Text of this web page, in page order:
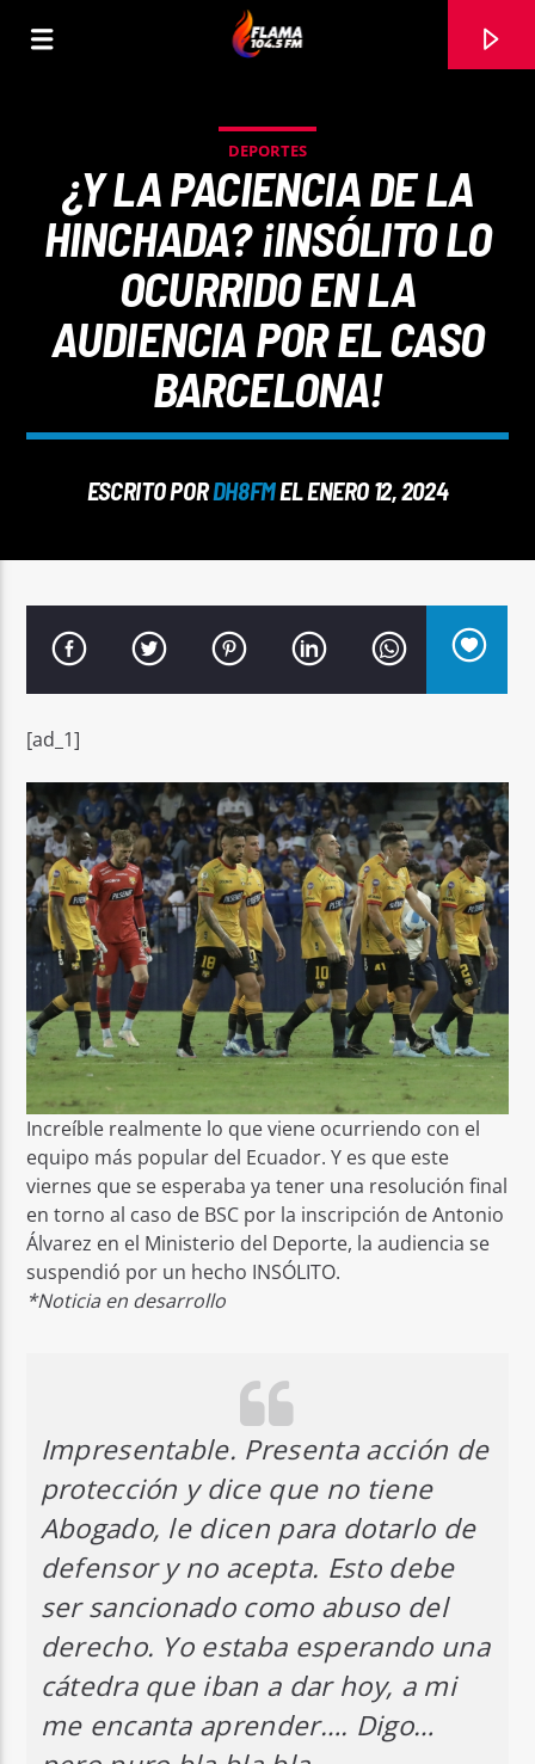
TÍTULO
Señal FM
DEPORTES
¿Y LA PACIENCIA DE LA
HINCHADA? ¡INSÓLITO LO
OCURRIDO EN LA
AUDIENCIA POR EL CASO
BARCELONA!
ESCRITO PORDH8FMEL ENERO 12, 2024
[ad_1]
Increíble realmente lo que viene ocurriendo con el
equipo más popular del Ecuador. Y es que este
viernes que se esperaba ya tener una resolución final
en torno al caso de BSC por la inscripción de Antonio
Álvarez en el Ministerio del Deporte, la audiencia se
suspendió por un hecho INSÓLITO.
*Noticia en desarrollo
Impresentable. Presenta acción de
protección y dice que no tiene
Abogado, le dicen para dotarlo de
defensor y no acepta. Esto debe
ser sancionado como abuso del
derecho. Yo estaba esperando una
cátedra que iban a dar hoy, a mi
me encanta aprender…. Digo…